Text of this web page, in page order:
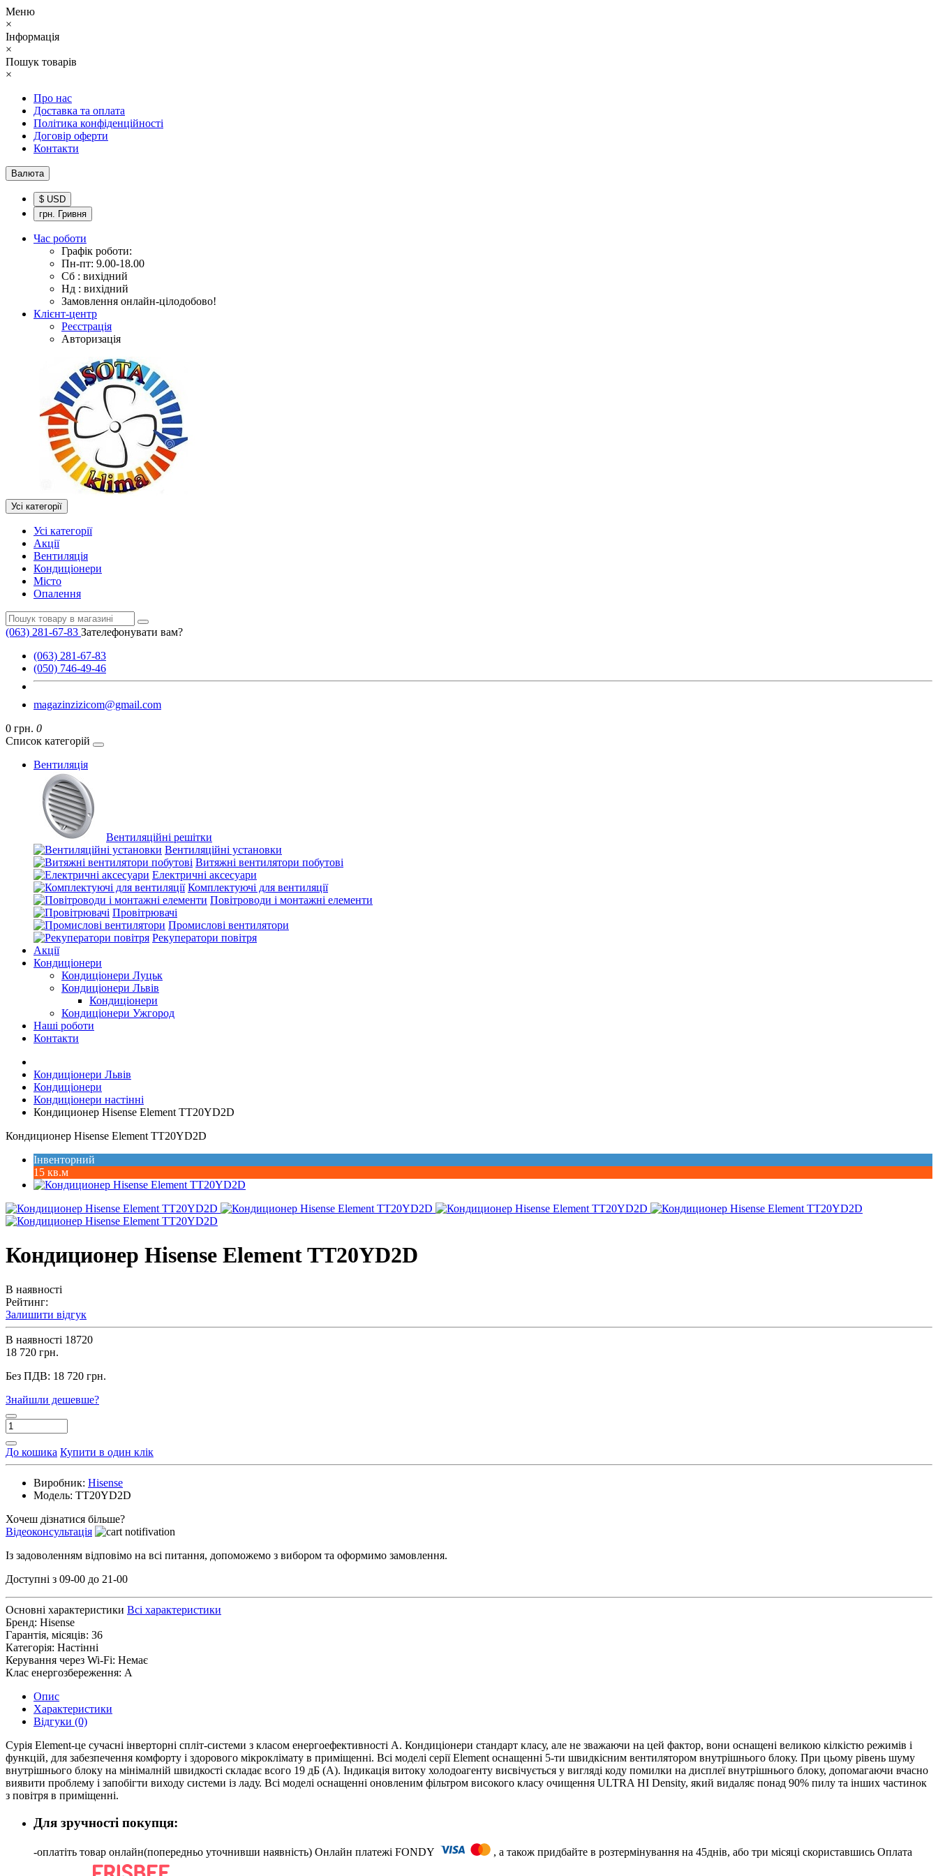
Меню
×
Інформація
×
Пошук товарів
×
Про нас
Доставка та оплата
Політика конфіденційності
Договір оферти
Контакти
Валюта
$ USD
грн. Гривня
Час роботи
Графік роботи:
Пн-пт: 9.00-18.00
Сб : вихідний
Нд : вихідний
Замовлення онлайн-цілодобово!
Клієнт-центр
Реєстрація
Авторизація
Усі категорії
Усі категорії
Акції
Вентиляція
Кондиціонери
Місто
Опалення
(063) 281-67-83 Зателефонувати вам?
(063) 281-67-83
(050) 746-49-46
magazinzizicom@gmail.com
0 грн. 0
Список категорій
Вентиляція
Вентиляційні решітки
Вентиляційні установки
Витяжні вентилятори побутові
Електричні аксесуари
Комплектуючі для вентиляції
Повітроводи і монтажні елементи
Провітрювачі
Промислові вентилятори
Рекуператори повітря
Акції
Кондиціонери
Кондиціонери Луцьк
Кондиціонери Львів
Кондиціонери
Кондиціонери Ужгород
Наші роботи
Контакти
Кондиціонери Львів
Кондиціонери
Кондиціонери настінні
Кондиционер Hisense Element TT20YD2D
Кондиционер Hisense Element TT20YD2D
Інвенторний
15 кв.м
Кондиционер Hisense Element TT20YD2D
В наявності
Рейтинг:
Залишити відгук
В наявності 18720
18 720 грн.
Без ПДВ: 18 720 грн.
Знайшли дешевше?
До кошика Купити в один клік
Виробник: Hisense
Модель: TT20YD2D
Хочеш дізнатися більше?
Відеоконсультація
Із задоволенням відповімо на всі питання, допоможемо з вибором та оформимо замовлення.
Доступні з 09-00 до 21-00
Основні характеристики Всі характеристики
Бренд: Hisense
Гарантія, місяців: 36
Категорія: Настінні
Керування через Wi-Fi: Немає
Клас енергозбереження: А
Опис
Характеристики
Відгуки (0)
Сурія Element-це сучасні інверторні спліт-системи з класом енергоефективності А. Кондиціонери стандарт класу, але не зважаючи на цей фактор, вони оснащені великою кілкістю режимів і
функцій, для забезпечення комфорту і здорового мікроклімату в приміщенні. Всі моделі серії Element оснащенні 5-ти швидкісним вентилятором внутрішнього блоку. При цьому рівень шуму
внутрішнього блоку на мінімалній швидкості складає всого 19 дБ (А). Індикація витоку холодоагенту висвічується у вигляді коду помилки на дисплеї внутрішнього блоку, допомагаючи вчасно
виявити проблему і запобігти виходу системи із ладу. Всі моделі оснащенні оновленим фільтром високого класу очищення ULTRA HI Density, який видаляє понад 90% пилу та інших частинок
з повітря в приміщенні.
Для зручності покупця:
-оплатіть товар онлайн(попередньо уточнивши наявність) Онлайн платежі FONDY , а також придбайте в розтермінування на 45днів, або три місяці скориставшись Оплата